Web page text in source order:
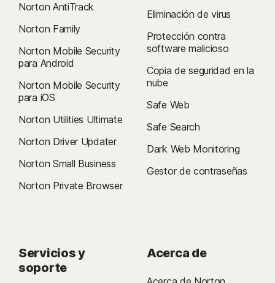
Norton AntiTrack
Norton Family
Norton Mobile Security
para Android
Norton Mobile Security
para iOS
Norton Utilities Ultimate
Norton Driver Updater
Norton Small Business
Norton Private Browser
Eliminación de virus
Protección contra
software malicioso
Copia de seguridad en la
nube
Safe Web
Safe Search
Dark Web Monitoring
Gestor de contraseñas
Servicios y
soporte
Acerca de